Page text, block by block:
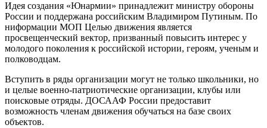
Идея создания «Юнармии» принадлежит министру обороны
России и поддержана российским Владимиром Путиным. По
ниформации МОП Целью движения является
просвещенческий вектор, призванный повысить интерес у
молодого поколения к российской истории, героям, ученым и
полководцам.
Вступить в ряды организации могут не только школьники, но
и целые военно-патриотические организации, клубы или
поисковые отряды. ДОСААФ России предоставит
возможность членам движения обучаться на базе своих
объектов.